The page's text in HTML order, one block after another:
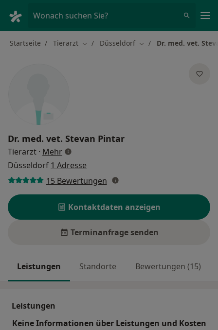
Wonach suchen Sie?
Startseite Tierarzt Stadt ändern
Düsseldorf Stadt ändern
Dr. med. vet.
Dr. med. vet. Stevan Pintar
Tierarzt · Mehrüber Spezialisierungen
Düsseldorf 1 Adresse
15 Bewertungen
Kontaktdaten anzeigen
Terminanfrage senden
Leistungen Standorte Bewertungen (15)
Leistungen
Keine Informationen über Leistungen und Kosten